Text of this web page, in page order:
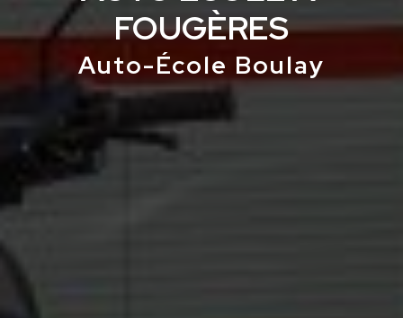
FOUGÈRES
Auto-École Boulay